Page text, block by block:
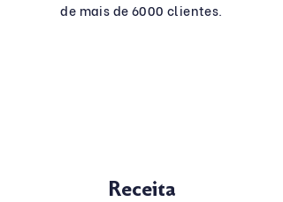
de mais de 6000 clientes.
Receita